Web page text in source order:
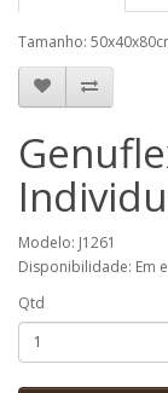
Tamanho:
Modelo: J1261
Disponibilidade: Em
Qtd